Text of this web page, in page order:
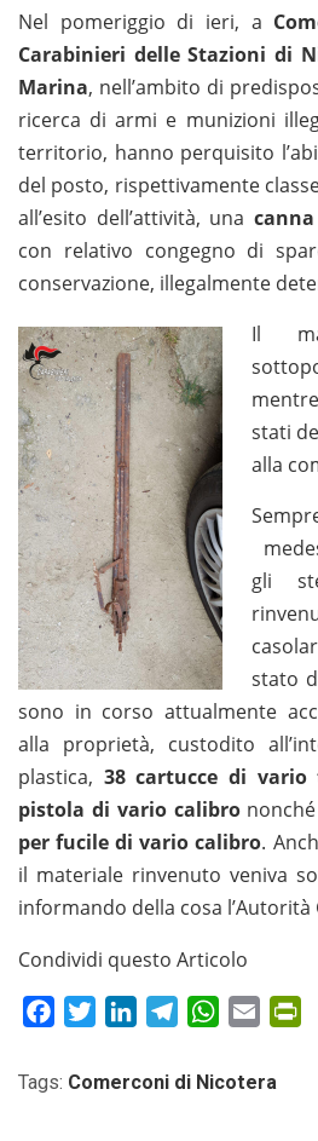
Nel pomeriggio di ieri, a
Carabinieri delle Stazioni di
Marina, nell’ambito di
ricerca di armi e munizioni
territorio, hanno perquisito
del posto, rispettivamente
all’esito dell’attività, una
con relativo congegno di
conservazione, illegalmente
Il
stati
alla
gli
stato
sono in corso attualmente
alla proprietà, custodito
plastica, 38 cartucce di vario
pistola di vario calibro
per fucile di vario calibro.
il materiale rinvenuto veniva
informando della cosa l’Autorità
Condividi questo Articolo
FacebookTwitterLinkedInTelegramWhatsApp
Email
Tags: Comerconi di Nicotera